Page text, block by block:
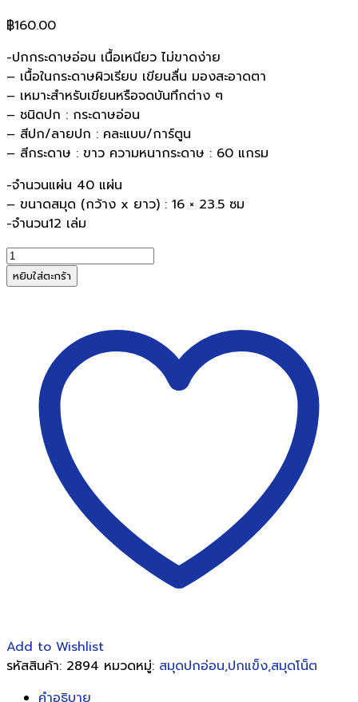
฿160.00
-ปกกระดาษอ่อน เนื้อเหนียว ไม่ขาดง่าย
– เนื้อในกระดาษผิวเรียบ เขียนลื่น มองสะอาดตา
– เหมาะสำหรับเขียนหรือจดบันทึกต่าง ๆ
– ชนิดปก : กระดาษอ่อน
– สีปก/ลายปก : คละแบบ/การ์ตูน
– สีกระดาษ : ขาว ความหนากระดาษ : 60 แกรม
-จำนวนแผ่น 40 แผ่น
– ขนาดสมุด (กว้าง x ยาว) : 16 × 23.5 ซม
-จำนวน12 เล่ม
จำนวน
สมุด
ปก
60แกรม
40แผ่น
หยิบใส่ตะกร้า
Add to Wishlist
รหัสสินค้า: 2894 หมวดหมู่: สมุดปกอ่อน,ปกแข็ง,สมุดโน็ต
คำอธิบาย